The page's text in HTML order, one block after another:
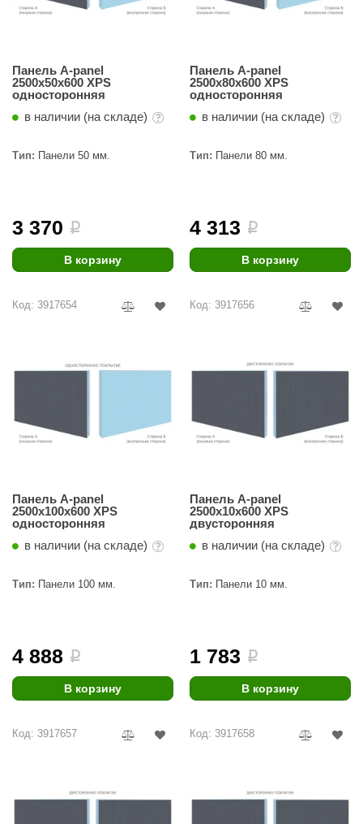
Панель A-panel
2500х50х600 XPS
односторонняя
в наличии (на складе)
Тип: Панели 50 мм.
3 370 i
В корзину
Панель A-panel
2500х80х600 XPS
односторонняя
в наличии (на складе)
Тип: Панели 80 мм.
4 313 i
В корзину
Код: 3917654
Панель A-panel
2500х100х600 XPS
односторонняя
в наличии (на складе)
Тип: Панели 100 мм.
4 888 i
В корзину
Код: 3917656
Панель A-panel
2500х10х600 XPS
двусторонняя
в наличии (на складе)
Тип: Панели 10 мм.
1 783 i
В корзину
Код: 3917657 Код: 3917658